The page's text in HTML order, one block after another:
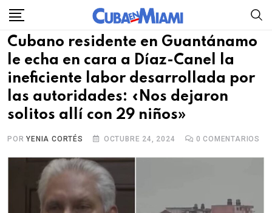
Skip
content
Cubano residente en Guantánamo
le echa en cara a Díaz-Canel la
ineficiente labor desarrollada por
las autoridades: «Nos dejaron
solitos allí con 29 niños»
PORYENIA CORTÉS OCTUBRE 24, 2024 0 COMENTARIOS